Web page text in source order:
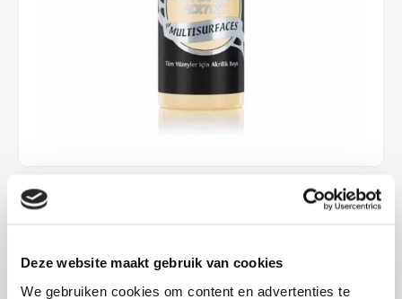
Deze website maakt gebruik van cookies
We gebruiken cookies om content en advertenties te
€4,25
Geschikt voor vrijwel alle ondergronden!